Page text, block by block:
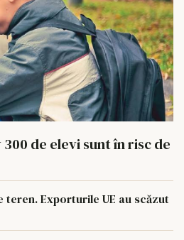
de elevi sunt în risc de
teren. Exporturile UE au scăzut